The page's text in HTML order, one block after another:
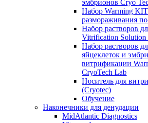
эмбрионов Cryo
Набор Warming
размораживания
Набор растворов
Vitrification Solution
Набор растворов
яйцеклеток и
витрификации
CryoTech Lab
Носитель для
(Cryotec)
Обучение
Наконечники для денудации
MidAtlantic Diagnostics